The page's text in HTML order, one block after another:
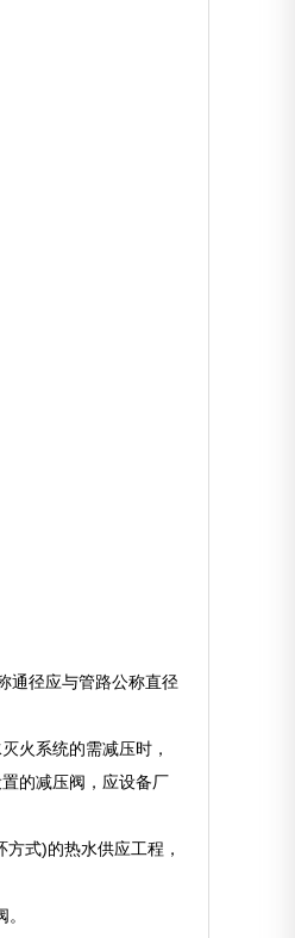
通径应与管路公称直径
火系统的需减压时，
的减压阀，应设备厂
式)的热水供应工程，